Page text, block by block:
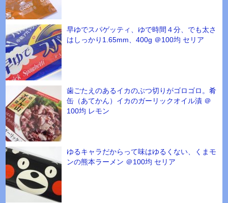
早ゆでスパゲッティ、ゆで時間４分、でも太さ
はしっかり1.65mm、400g ＠100均 セリア
歯ごたえのあるイカのぶつ切りがゴロゴロ。肴
缶（あてかん）イカのガーリックオイル漬 ＠
100均 レモン
ゆるキャラだからって味はゆるくない、くまモ
ンの熊本ラーメン ＠100均 セリア